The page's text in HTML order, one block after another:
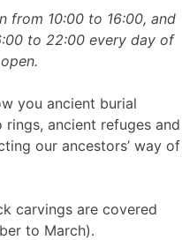
from 10:00 to 16:00, and
to 22:00 every day of
you ancient burial
ancient refuges and
our ancestors’ way of
carvings are covered
to March).